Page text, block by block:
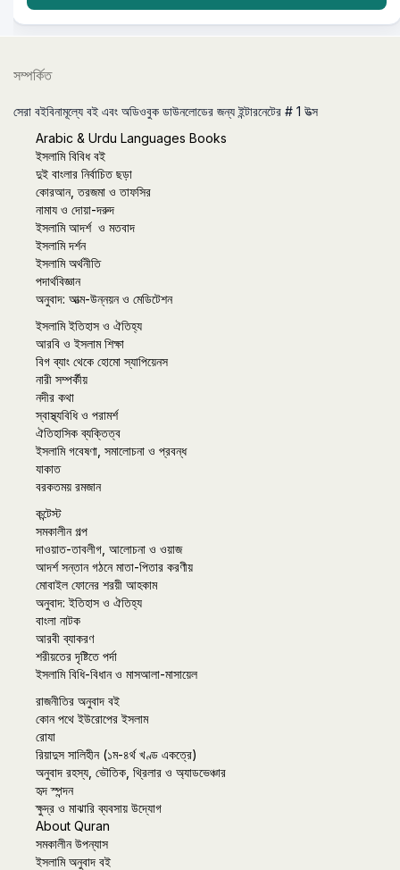
সম্পর্কিত
সেরা বইবিনামূল্যে বই এবং অডিওবুক ডাউনলোডের জন্য ইন্টারনেটের # 1 উত্স
Arabic & Urdu Languages Books
ইসলামি বিবিধ বই
দুই বাংলার নির্বাচিত ছড়া
কোরআন, তরজমা ও তাফসির
নামায ও দোয়া-দরুদ
ইসলামি আদর্শ ও মতবাদ
ইসলামি দর্শন
ইসলামি অর্থনীতি
পদার্থবিজ্ঞান
অনুবাদ: আত্ম-উন্নয়ন ও মেডিটেশন
ইসলামি ইতিহাস ও ঐতিহ্য
আরবি ও ইসলাম শিক্ষা
বিগ ব্যাং থেকে হোমো স্যাপিয়েনস
নারী সম্পর্কীয়
নদীর কথা
স্বাস্থ্যবিধি ও পরামর্শ
ঐতিহাসিক ব্যক্তিত্ব
ইসলামি গবেষণা, সমালোচনা ও প্রবন্ধ
যাকাত
বরকতময় রমজান
কন্টেস্ট
সমকালীন গল্প
দাওয়াত-তাবলীগ, আলোচনা ও ওয়াজ
আদর্শ সন্তান গঠনে মাতা-পিতার করণীয়
মোবাইল ফোনের শরয়ী আহকাম
অনুবাদ: ইতিহাস ও ঐতিহ্য
বাংলা নাটক
আরবী ব্যাকরণ
শরীয়তের দৃষ্টিতে পর্দা
ইসলামি বিধি-বিধান ও মাসআলা-মাসায়েল
রাজনীতির অনুবাদ বই
কোন পথে ইউরোপের ইসলাম
রোযা
রিয়াদুস সালিহীন (১ম-৪র্থ খণ্ড একত্রে)
অনুবাদ রহস্য, ভৌতিক, থ্রিলার ও অ্যাডভেঞ্চার
হৃদ স্পন্দন
ক্ষুদ্র ও মাঝারি ব্যবসায় উদ্যোগ
About Quran
সমকালীন উপন্যাস
ইসলামি অনুবাদ বই